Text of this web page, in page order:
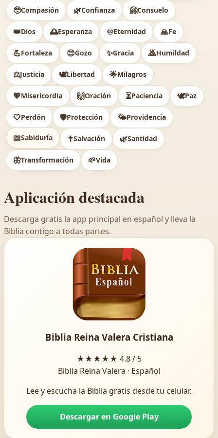
🥹Compasión 🌿Confianza 🤗Consuelo
👑Dios 🌅Esperanza ♾️Eternidad 🙏Fe
💪Fortaleza 😊Gozo ✨Gracia 🙇Humildad
⚖️Justicia 🕊Libertad 🌟Milagros
💖Misericordia 🙌Oración ⏳Paciencia 🕊️Paz
🤍Perdón 🛡️Protección 🌤️Providencia
📖Sabiduría ✝️Salvación 🌿Santidad
🦋Transformación 🌱Vida
Aplicación destacada
Descarga gratis la app principal en español y lleva la
Biblia contigo a todas partes.
Biblia Reina Valera Cristiana
★★★★★ 4.8 / 5
Biblia Reina Valera · Español
Lee y escucha la Biblia gratis desde tu celular.
Descargar en Google Play